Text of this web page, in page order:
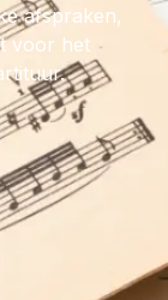
afspraken,
voor het